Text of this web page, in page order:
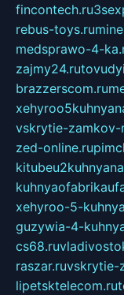
fincontech.ru
rebus-toys.ru
medsprawo-4-
zajmy24.ru
brazzerscom.ru
vskrytie-zamkov-
zed-online.ru
xehyroo-5-
guzywia-4-
cs68.ru
raszar.ruvskrytie-
lipetsktelecom.ru